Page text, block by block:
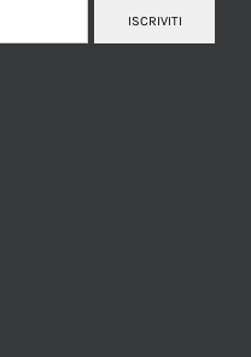
ISCRIVITI